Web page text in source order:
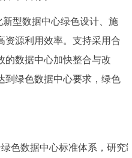
型数据中心绿色设计、施
资源利用效率。支持采用合
的数据中心加快整合与改
到绿色数据中心要求，绿色
色数据中心标准体系，研究